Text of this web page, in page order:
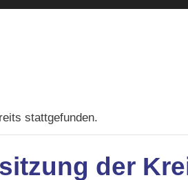
stattgefunden.
der